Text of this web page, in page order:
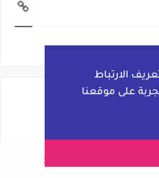
الارتباط
على موقعنا